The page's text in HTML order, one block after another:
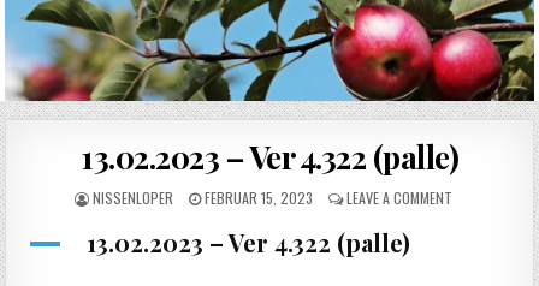
Skip to content
13.02.2023 – Ver 4.322 (palle)
SKRIBENT:
NISSENLOPER PUBLISHED DATE:
FEBRUAR 15, 2023 LEAVE A COMMENT ON
A 13.02.2023 – Ver 4.322 (palle)